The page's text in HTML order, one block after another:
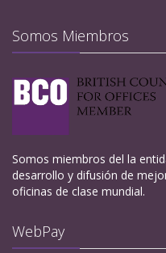
Somos Miembros
Somos miembros del la
desarrollo y difusión de
oficinas de clase mundial.
WebPay